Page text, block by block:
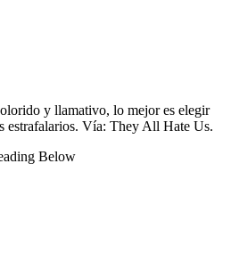
y llamativo, lo mejor es elegir
estrafalarios. Vía: They All Hate Us.
Below